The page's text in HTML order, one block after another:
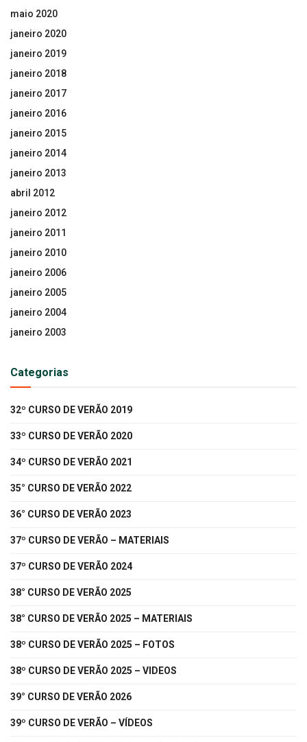
maio 2020
janeiro 2020
janeiro 2019
janeiro 2018
janeiro 2017
janeiro 2016
janeiro 2015
janeiro 2014
janeiro 2013
abril 2012
janeiro 2012
janeiro 2011
janeiro 2010
janeiro 2006
janeiro 2005
janeiro 2004
janeiro 2003
Categorias
32º CURSO DE VERÃO 2019
33º CURSO DE VERÃO 2020
34º CURSO DE VERÃO 2021
35° CURSO DE VERÃO 2022
36° CURSO DE VERÃO 2023
37º CURSO DE VERÃO – MATERIAIS
37º CURSO DE VERÃO 2024
38° CURSO DE VERÃO 2025
38° CURSO DE VERÃO 2025 – MATERIAIS
38º CURSO DE VERÃO 2025 – FOTOS
38º CURSO DE VERÃO 2025 – VIDEOS
39° CURSO DE VERÃO 2026
39º CURSO DE VERÃO – VÍDEOS